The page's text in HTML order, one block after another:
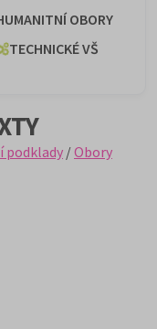
OBORY
TECHNICKÉ VŠ
podklady /Obory